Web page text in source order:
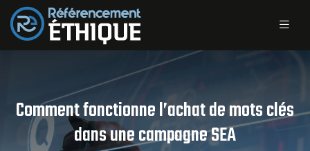
Comment fonctionne l’achat de mots clés
dans une campagne SEA